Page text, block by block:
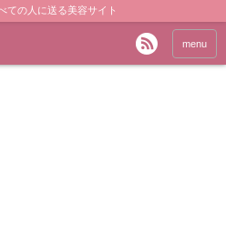
ての人に送る美容サイト
menu